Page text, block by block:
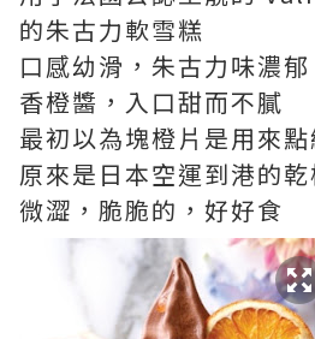
的朱古力軟雪糕
口感幼滑，朱古力味濃
香橙醬，入口甜而不膩
最初以為塊橙片是用來點
原來是日本空運到港的
微澀，脆脆的，好好食